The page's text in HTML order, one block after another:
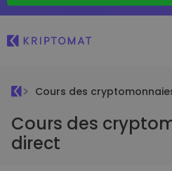
Cours des
Cours des
direct